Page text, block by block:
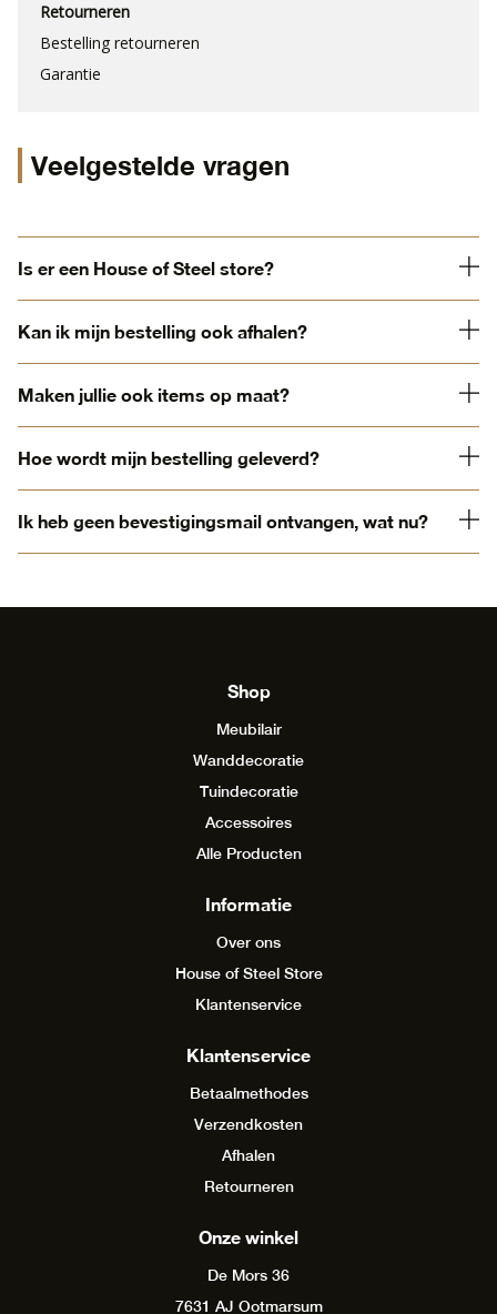
Retourneren
Bestelling retourneren
Garantie
Veelgestelde vragen
Is er een House of Steel store?
Kan ik mijn bestelling ook afhalen?
Maken jullie ook items op maat?
Hoe wordt mijn bestelling geleverd?
Ik heb geen bevestigingsmail ontvangen, wat nu?
Shop
Meubilair
Wanddecoratie
Tuindecoratie
Accessoires
Alle Producten
Informatie
Over ons
House of Steel Store
Klantenservice
Klantenservice
Betaalmethodes
Verzendkosten
Afhalen
Retourneren
Onze winkel
De Mors 36
7631 AJ Ootmarsum